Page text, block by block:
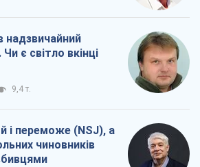
надзвичайний
є світло вкінці
9,4 т.
і переможе (NSJ), а
чиновників